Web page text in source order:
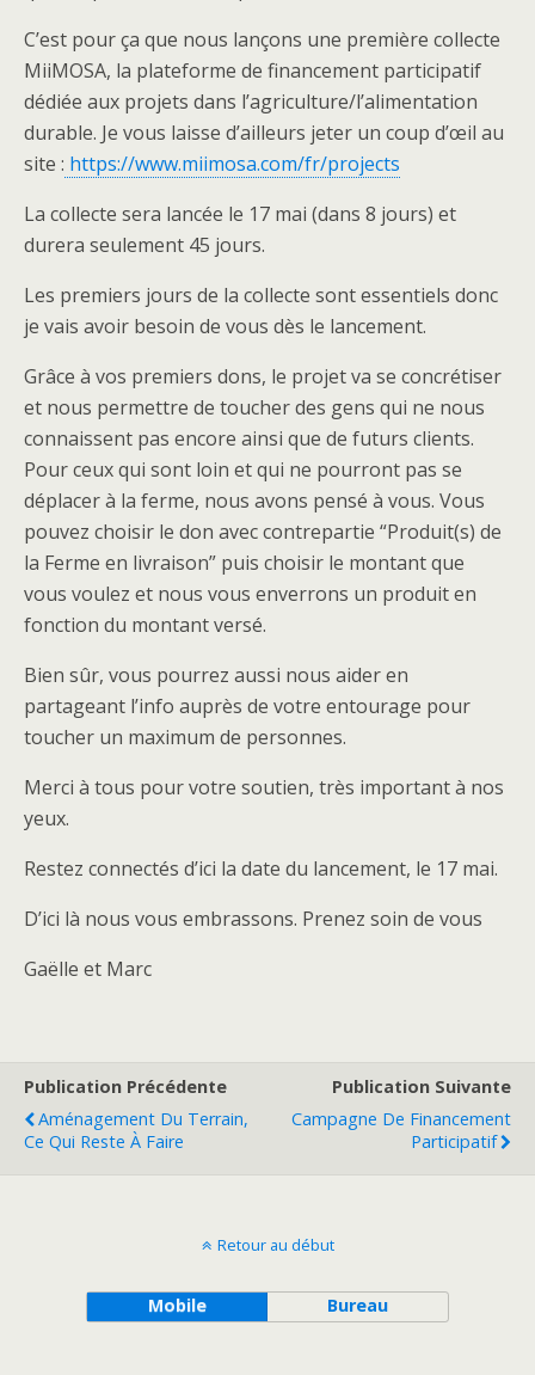
C’est pour ça que nous lançons une première collecte
MiiMOSA, la plateforme de financement participatif
dédiée aux projets dans l’agriculture/l’alimentation
durable. Je vous laisse d’ailleurs jeter un coup d’œil au
site : https://www.miimosa.com/fr/projects
La collecte sera lancée le 17 mai (dans 8 jours) et
durera seulement 45 jours.
Les premiers jours de la collecte sont essentiels donc
je vais avoir besoin de vous dès le lancement.
Grâce à vos premiers dons, le projet va se concrétiser
et nous permettre de toucher des gens qui ne nous
connaissent pas encore ainsi que de futurs clients.
Pour ceux qui sont loin et qui ne pourront pas se
déplacer à la ferme, nous avons pensé à vous. Vous
pouvez choisir le don avec contrepartie “Produit(s) de
la Ferme en livraison” puis choisir le montant que
vous voulez et nous vous enverrons un produit en
fonction du montant versé.
Bien sûr, vous pourrez aussi nous aider en
partageant l’info auprès de votre entourage pour
toucher un maximum de personnes.
Merci à tous pour votre soutien, très important à nos
yeux.
Restez connectés d’ici la date du lancement, le 17 mai.
D’ici là nous vous embrassons. Prenez soin de vous
Gaëlle et Marc
Publication Précédente
Aménagement Du Terrain,
Ce Qui Reste À Faire
Publication Suivante
Campagne De Financement
Participatif
Retour au début
Mobile Bureau